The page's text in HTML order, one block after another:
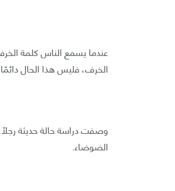
عندما يسمع الناس كلمة
الخرف، فليس هذا الحال
الضوضاء.